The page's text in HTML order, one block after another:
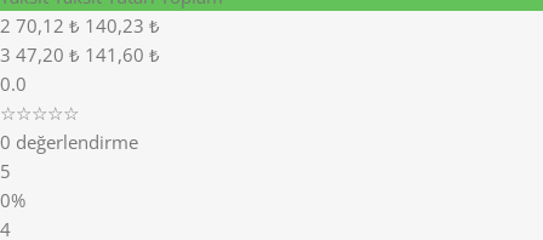
2 70,12 ₺ 140,23 ₺
3 47,20 ₺ 141,60 ₺
0.0
☆☆☆☆☆
0 değerlendirme
5
0%
4